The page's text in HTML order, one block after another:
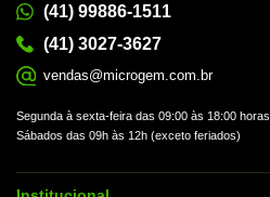
(41) 99886-1511
(41) 3027-3627
vendas@microgem.com.br
Segunda à sexta-feira das 09:00 às 18:00 horas
Sábados das 09h às 12h (exceto feriados)